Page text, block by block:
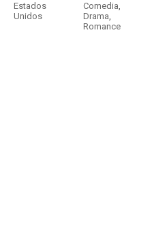
Estados
Unidos
Comedia,
Drama,
Romance